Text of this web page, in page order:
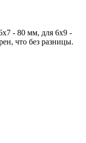
- 80 мм, для 6х9 -
что без разницы.